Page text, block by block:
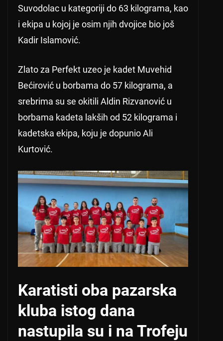
Suvodolac u kategoriji do 63 kilograma, kao
i ekipa u kojoj je osim njih dvojice bio još
Kadir Islamović.
Zlato za Perfekt uzeo je kadet Muvehid
Bećirović u borbama do 57 kilograma, a
srebrima su se okitili Aldin Rizvanović u
borbama kadeta lakših od 52 kilograma i
kadetska ekipa, koju je dopunio Ali
Kurtović.
Karatisti oba pazarska
kluba istog dana
nastupila su i na Trofeju